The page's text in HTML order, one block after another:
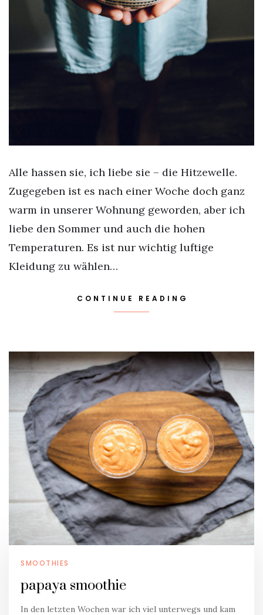
Alle hassen sie, ich liebe sie – die Hitzewelle.
Zugegeben ist es nach einer Woche doch ganz
warm in unserer Wohnung geworden, aber ich
liebe den Sommer und auch die hohen
Temperaturen. Es ist nur wichtig luftige
Kleidung zu wählen…
CONTINUE READING
SMOOTHIES
papaya smoothie
In den letzten Wochen war ich viel unterwegs und kam